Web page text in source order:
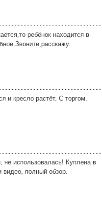
ребёнок находится в
и кресло растёт. С торгом.
использовалась! Куплена в
полный обзор.